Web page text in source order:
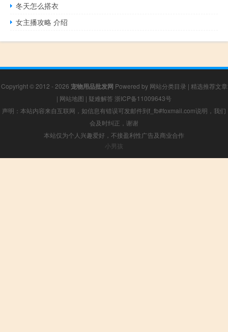
冬天怎么搭衣
女主播攻略 介绍
Copyright © 2012 - 2026 宠物用品批发网 Powered by 网站分类目录 | 精选推荐文章
| 网站地图 | 疑难解答 浙ICP备11009643号
声明：本站内容来自互联网，如信息有错误可发邮件到f_fb#foxmail.com说明，我们
会及时纠正，谢谢
本站仅为个人兴趣爱好，不接盈利性广告及商业合作
小男孩